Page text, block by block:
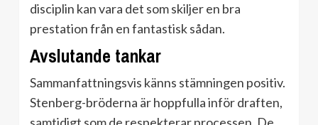
disciplin kan vara det som skiljer en bra
prestation från en fantastisk sådan.
Avslutande tankar
Sammanfattningsvis känns stämningen positiv.
Stenberg-bröderna är hoppfulla inför draften,